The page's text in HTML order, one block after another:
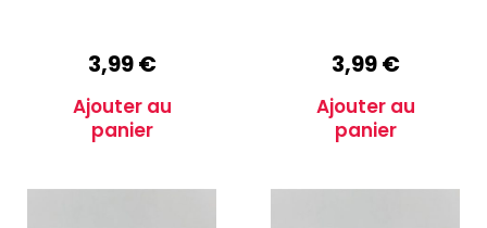
3,99€
Ajouter au
panier
3,99€
Ajouter au
panier